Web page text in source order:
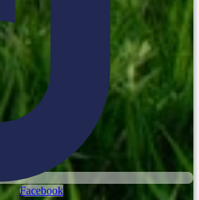
Facebook